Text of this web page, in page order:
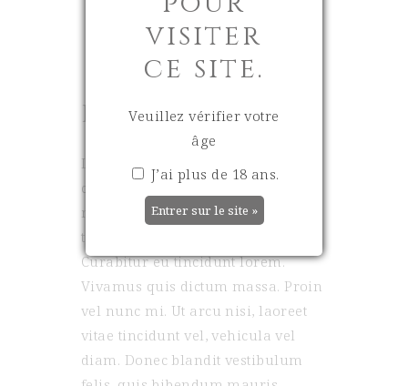
PROJECT NAME
Lorem ipsum dolor sit amet,
consectetur adipiscing elit. Donec
maximus tellus libero, eu gravida
tellus eleifend quis. Nulla facilisi.
Curabitur eu tincidunt lorem.
Vivamus quis dictum massa. Proin
vel nunc mi. Ut arcu nisi, laoreet
vitae tincidunt vel, vehicula vel
diam. Donec blandit vestibulum
visiter
ce site.
Veuillez vérifier votre
âge
J’ai plus de 18 ans.